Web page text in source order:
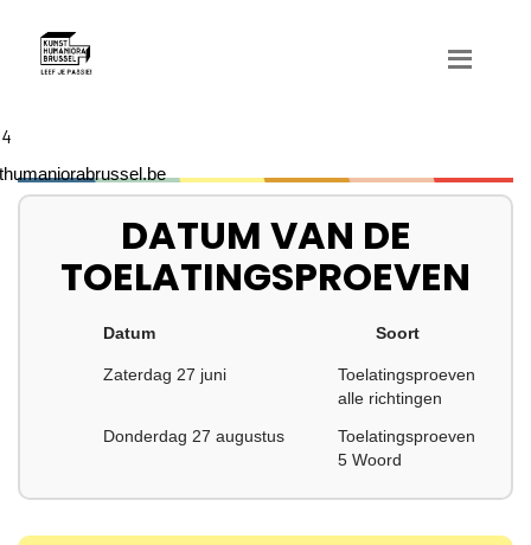
DATUM VAN DE
TOELATINGSPROEVEN
Datum Soort
Zaterdag 27 juni
Toelatingsproeven
alle richtingen
Donderdag 27 augustus
Toelatingsproeven
5 Woord